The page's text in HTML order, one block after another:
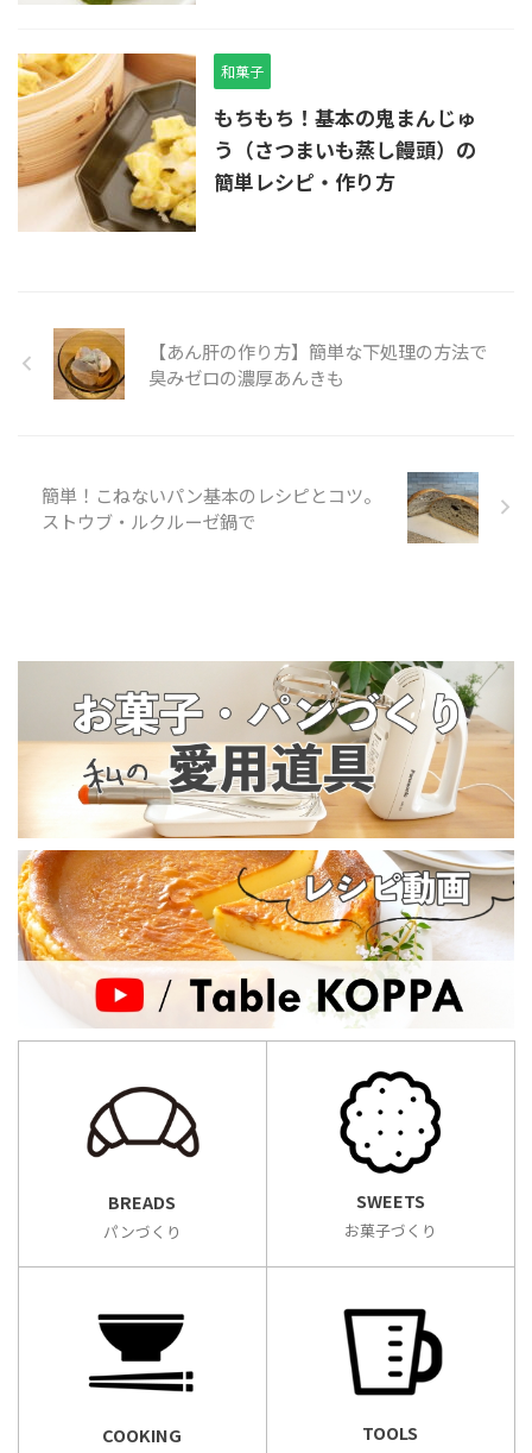
和菓子
もちもち！基本の鬼まんじゅ
う（さつまいも蒸し饅頭）の
簡単レシピ・作り方
【あん肝の作り方】簡単な下処理の方法で
臭みゼロの濃厚あんきも
簡単！こねないパン基本のレシピとコツ。
ストウブ・ルクルーゼ鍋で
BREADS
パンづくり
SWEETS
お菓子づくり
COOKING TOOLS